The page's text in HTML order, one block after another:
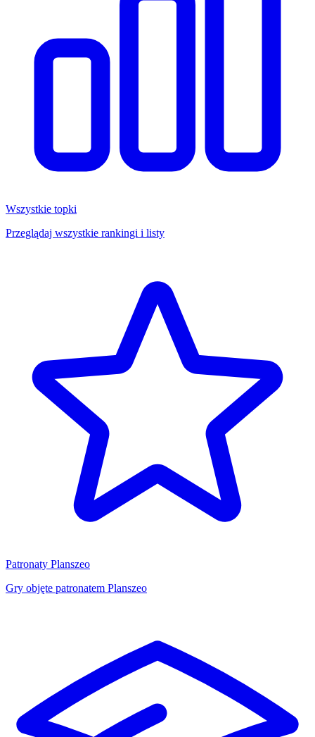
Wszystkie topki
Przeglądaj wszystkie rankingi i listy
Patronaty Planszeo
Gry objęte patronatem Planszeo